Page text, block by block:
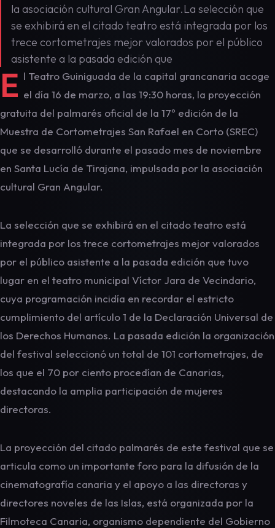
la asociación cultural Gran Angular.La selección que
se exhibirá en el citado teatro está integrada por los
trece cortometrajes mejor valorados por el público
asistente a la pasada edición que
E l Teatro Guiniguada de la capital grancanaria acoge
el día 16 de marzo, a las 19:30 horas, la proyección
gratuita del palmarés oficial de la 17º edición de la
Muestra de Cortometrajes San Rafael en Corto (SREC)
que se desarrolló durante el pasado mes de noviembre
en Santa Lucía de Tirajana, impulsada por la asociación
cultural Gran Angular.
La selección que se exhibirá en el citado teatro está
integrada por los trece cortometrajes mejor valorados
por el público asistente a la pasada edición que tuvo
lugar en el teatro municipal Víctor Jara de Vecindario,
cuya programación incidía en recordar el estricto
cumplimiento del artículo 1 de la Declaración Universal de
los Derechos Humanos. La pasada edición la organización
del festival seleccionó un total de 101 cortometrajes, de
los que el 70 por ciento procedían de Canarias,
destacando la amplia participación de mujeres
directoras.
La proyección del citado palmarés de este festival que se
articula como un importante foro para la difusión de la
cinematografía canaria y el apoyo a las directoras y
directores noveles de las Islas, está organizada por la
Filmoteca Canaria, organismo dependiente del Gobierno